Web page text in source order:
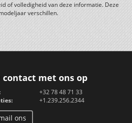
of volledigheid van deze informatie. Deze
verschillen.
contact met ons op
+32 78 48 71 33
+1.239.256.2344
ons